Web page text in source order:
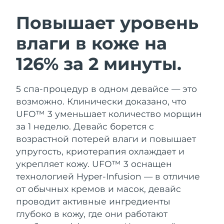
Повышает уровень
влаги в коже на
126% за 2 минуты.
5 спа-процедур в одном девайсе — это
возможно. Клинически доказано, что
UFO™ 3 уменьшает количество морщин
за 1 неделю. Девайс борется с
возрастной потерей влаги и повышает
упругость, криотерапия охлаждает и
укрепляет кожу. UFO™ 3 оснащен
технологией Hyper-Infusion — в отличие
от обычных кремов и масок, девайс
проводит активные ингредиенты
глубоко в кожу, где они работают
Очищение кожи
Anti-aging massage
LUNA™ 4 Plus
Massage, LED heating
LUNA™ 4 Men
For men, anti-aging massage
Лифтинг
Microcurrent toning
BEAR™ 2 go
Microcurrent toning on-the-go
BEAR™ 2 eyes & lips
Microcurrent line smoothing device
Увлажнение
UFO™ 3 набор
Deep facial hydration
UFO™ 3 LED
Near-infrared and red light therapy
device
Забота о полости рта
issa™ 4
Hybrid silicone sonic toothbrush
issa™ 4 plus
Smart hybrid silicone sonic toothbrush
FAQ™ АНТИВОЗРАСТНОЙ УХОД
Омоложение LED-процедуры
NEW
Австралия
Ожидаемая дата доставки
Ожидаемая дата доставки
Бахрейн
Ожидаемая дата доставки
Бельгия
Ожидаемая дата доставки
8/10/26
Бермудские о-ва
Ожидаемая дата доставки
Босния и
Герцеговина
Ожидаемая дата доставки